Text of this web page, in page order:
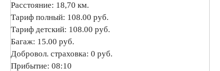
Расстояние: 18,70 км.
Тариф полный: 108.00 руб.
Тариф детский: 108.00 руб.
Багаж: 15.00 руб.
Добровол. страховка: 0 руб.
Прибытие: 08:10